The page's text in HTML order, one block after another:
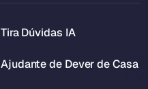
Tira Dúvidas IA
Ajudante de Dever de Casa